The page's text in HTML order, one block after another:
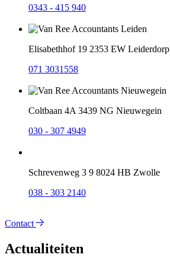
0343 - 415 940
Elisabethhof 19 2353 EW Leiderdorp
071 3031558
Coltbaan 4A 3439 NG Nieuwegein
030 - 307 4949
Schrevenweg 3 9 8024 HB Zwolle
038 - 303 2140
Contact
Actualiteiten